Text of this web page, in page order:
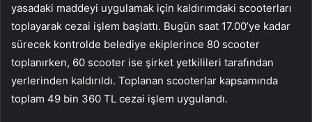
yasadaki maddeyi uygulamak için kaldırımdaki scooterları
toplayarak cezai işlem başlattı. Bugün saat 17.00’ye kadar
sürecek kontrolde belediye ekiplerince 80 scooter
toplanırken, 60 scooter ise şirket yetkilileri tarafından
yerlerinden kaldırıldı. Toplanan scooterlar kapsamında
toplam 49 bin 360 TL cezai işlem uygulandı.